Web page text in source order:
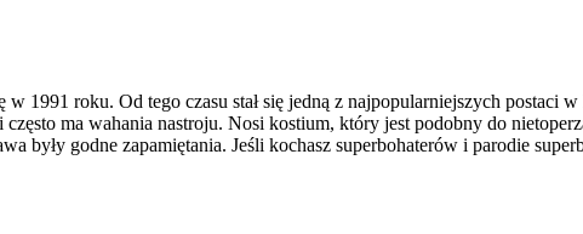
1991 roku. Od tego czasu stał się jedną z najpopularniejszych
ma wahania nastroju. Nosi kostium, który jest podobny do
były godne zapamiętania. Jeśli kochasz superbohaterów i parodie